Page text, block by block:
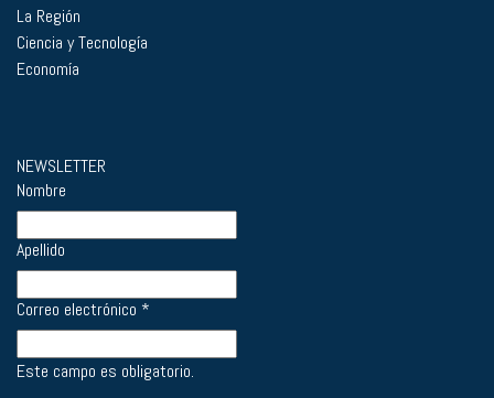
La Región
Ciencia y Tecnología
Economía
NEWSLETTER
Nombre
Apellido
Correo electrónico *
Este campo es obligatorio.